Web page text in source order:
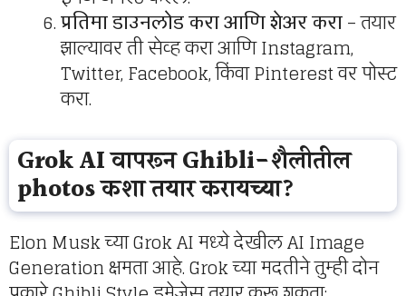
प्रतिमा डाउनलोड करा आणि शेअर करा– तयार
झाल्यावर ती सेव्ह करा आणि Instagram,
Twitter, Facebook, किंवा Pinterest वर पोस्ट
करा.
Grok AI वापरून Ghibli-शैलीतील
photos कशा तयार करायच्या?
Elon Musk च्या Grok AI मध्ये देखील AI Image
Generation क्षमता आहे. Grok च्या मदतीने तुम्ही दोन